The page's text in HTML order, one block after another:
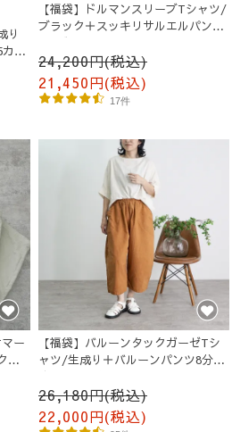
り
ラ
【福袋】ドルマンスリーブTシャツ/
ブラック＋スッキリサルエルパン
ツ/ブラウン
24,200円(税込)
21,450円(税込)
17件
ー
バ
【福袋】バルーンタックガーゼTシ
ャツ/生成り＋バルーンパンツ8分
丈/オレンジ
26,180円(税込)
22,000円(税込)